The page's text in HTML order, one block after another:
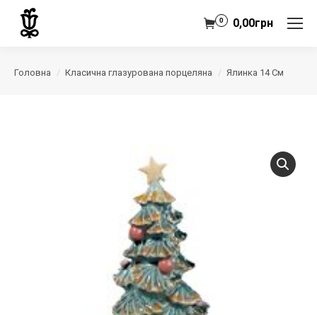
0,00грн
0
Головна Класична глазурована порцеляна Ялинка 14 См